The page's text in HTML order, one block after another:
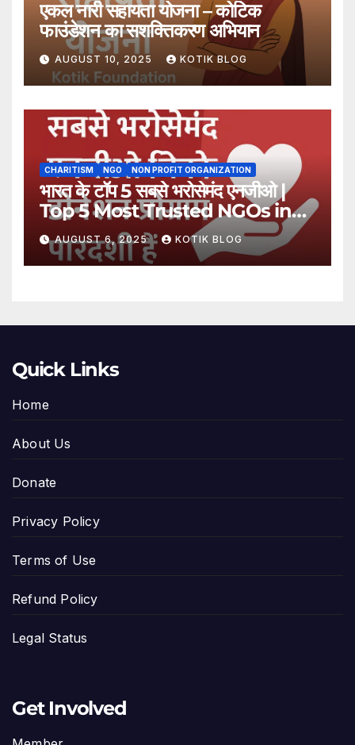
एकल नारी सहायता योजना – कोटिक
फाउंडेशन का सशक्तिकरण अभियान
AUGUST 10, 2025 KOTIK BLOG
CHARITISM NGO NON PROFIT ORGANIZATION
भारत के टॉप 5 सबसे भरोसेमंद एनजीओ |
Top 5 Most Trusted NGOs in
India
AUGUST 6, 2025 KOTIK BLOG
Quick Links
Home
About Us
Donate
Privacy Policy
Terms of Use
Refund Policy
Legal Status
Get Involved